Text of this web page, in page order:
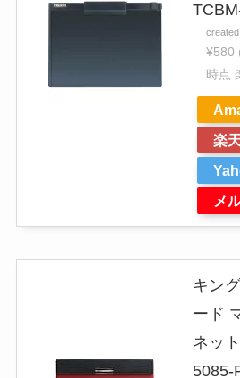
¥580
時点
楽
メ
キン
ード
ネッ
5085-